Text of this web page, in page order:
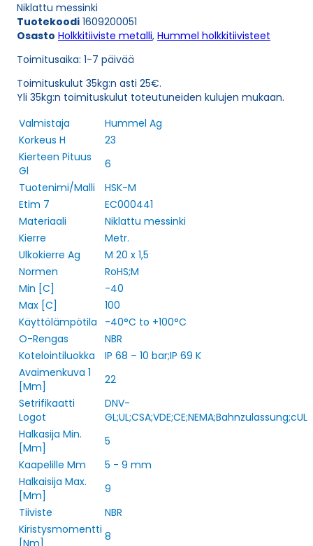
Niklattu messinki
Tuotekoodi 1609200051
Osasto Holkkitiiviste metalli, Hummel holkkitiivisteet
Toimitusaika: 1-7 päivää
Toimituskulut 35kg:n asti 25€.
Yli 35kg:n toimituskulut toteutuneiden kulujen mukaan.
Valmistaja
Hummel Ag
Korkeus H
23
Kierteen Pituus
Gl
6
Tuotenimi/Malli
HSK-M
Etim 7
EC000441
Materiaali
Niklattu messinki
Kierre
Metr.
Ulkokierre Ag
M 20 x 1,5
Normen
RoHS;M
Min [C]
-40
Max [C]
100
Käyttölämpötila
-40°C to +100°C
O-Rengas
NBR
Kotelointiluokka
IP 68 – 10 bar;IP 69 K
Avaimenkuva 1
[Mm]
22
Setrifikaatti
Logot
DNV-
GL;UL;CSA;VDE;CE;NEMA;Bahnzulassung;cUL
Halkasija Min.
[Mm]
5
Kaapelille Mm
5 - 9 mm
Halkaisija Max.
[Mm]
9
Tiiviste
NBR
Kiristysmomentti 8